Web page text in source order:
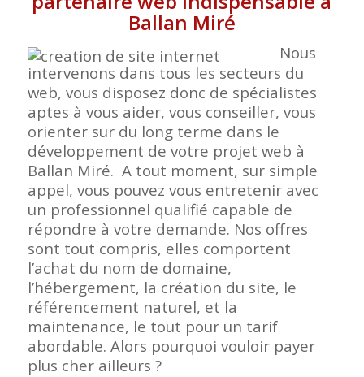
Ballan Miré
Nous
intervenons dans tous les secteurs du
web, vous disposez donc de spécialistes
aptes à vous aider, vous conseiller, vous
orienter sur du long terme dans le
développement de votre projet web à
Ballan Miré. A tout moment, sur simple
appel, vous pouvez vous entretenir avec
un professionnel qualifié capable de
répondre à votre demande. Nos offres
sont tout compris, elles comportent
l’achat du nom de domaine,
l’hébergement, la création du site, le
référencement naturel, et la
maintenance, le tout pour un tarif
abordable. Alors pourquoi vouloir payer
plus cher ailleurs ?